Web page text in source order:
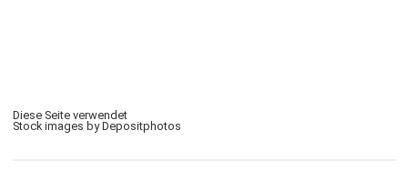
Diese Seite verwendet
Stock images by Depositphotos